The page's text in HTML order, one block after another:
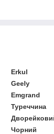
Erkul
Geely
Emgrand
Туреччина
Чорний